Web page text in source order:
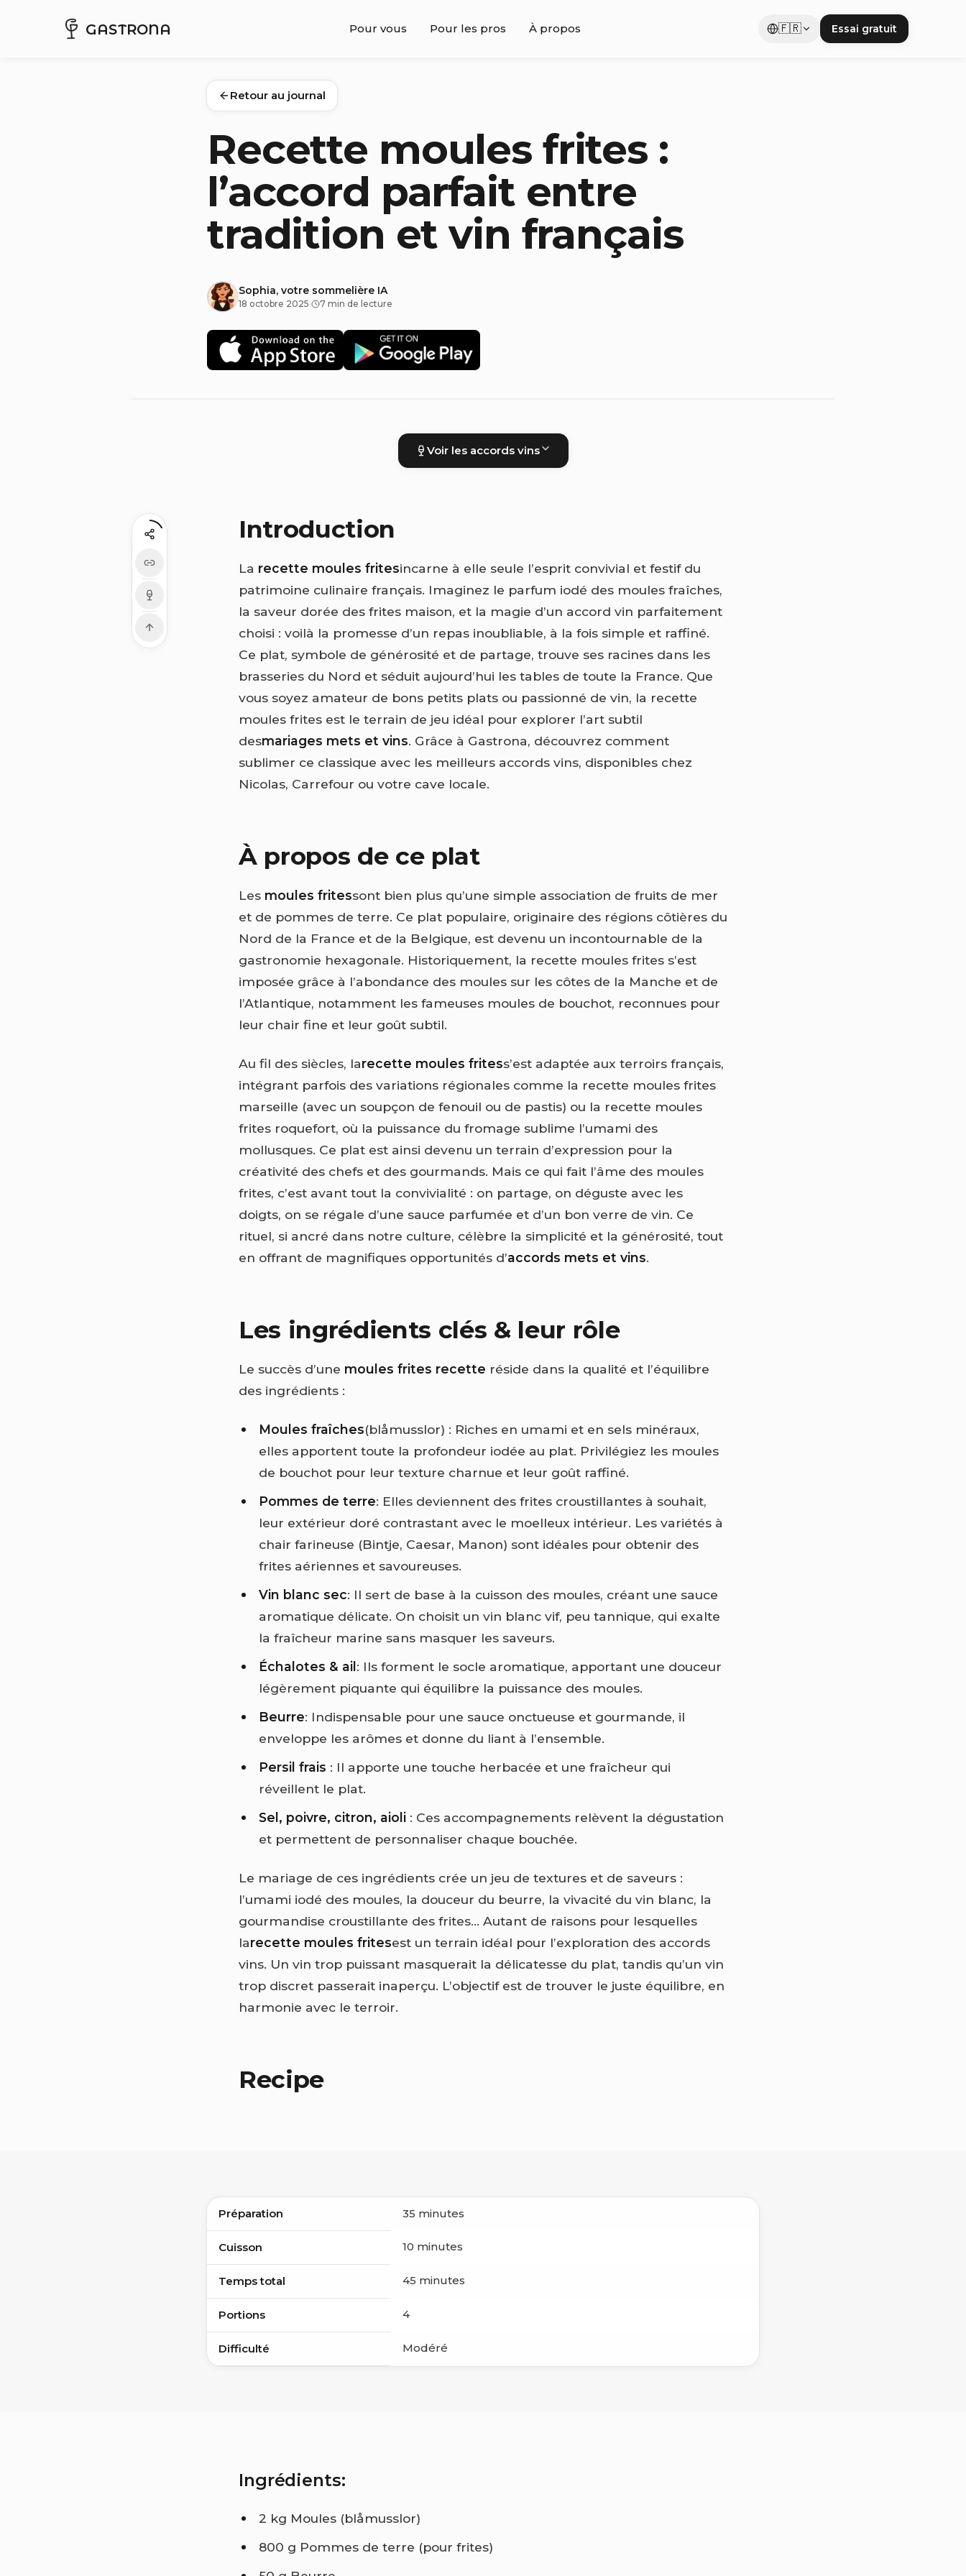
GASTRONA Pour vous Pour les pros À propos 🇫🇷 Essai gratuit
Retour au journal
Recette moules frites :
l’accord parfait entre
tradition et vin français
Sophia, votre sommelière IA
18 octobre 2025· 7 min de lecture
Voir les accords vins
Introduction
La recette moules fritesincarne à elle seule l’esprit convivial et festif du
patrimoine culinaire français. Imaginez le parfum iodé des moules fraîches,
la saveur dorée des frites maison, et la magie d’un accord vin parfaitement
choisi : voilà la promesse d’un repas inoubliable, à la fois simple et raffiné.
Ce plat, symbole de générosité et de partage, trouve ses racines dans les
brasseries du Nord et séduit aujourd’hui les tables de toute la France. Que
vous soyez amateur de bons petits plats ou passionné de vin, la recette
moules frites est le terrain de jeu idéal pour explorer l’art subtil
desmariages mets et vins. Grâce à Gastrona, découvrez comment
sublimer ce classique avec les meilleurs accords vins, disponibles chez
Nicolas, Carrefour ou votre cave locale.
À propos de ce plat
Les moules fritessont bien plus qu’une simple association de fruits de mer
et de pommes de terre. Ce plat populaire, originaire des régions côtières du
Nord de la France et de la Belgique, est devenu un incontournable de la
gastronomie hexagonale. Historiquement, la recette moules frites s’est
imposée grâce à l’abondance des moules sur les côtes de la Manche et de
l’Atlantique, notamment les fameuses moules de bouchot, reconnues pour
leur chair fine et leur goût subtil.
Au fil des siècles, larecette moules fritess’est adaptée aux terroirs français,
intégrant parfois des variations régionales comme la recette moules frites
marseille (avec un soupçon de fenouil ou de pastis) ou la recette moules
frites roquefort, où la puissance du fromage sublime l’umami des
mollusques. Ce plat est ainsi devenu un terrain d’expression pour la
créativité des chefs et des gourmands. Mais ce qui fait l’âme des moules
frites, c’est avant tout la convivialité : on partage, on déguste avec les
doigts, on se régale d’une sauce parfumée et d’un bon verre de vin. Ce
rituel, si ancré dans notre culture, célèbre la simplicité et la générosité, tout
en offrant de magnifiques opportunités d’accords mets et vins.
Les ingrédients clés & leur rôle
Le succès d’une moules frites recette réside dans la qualité et l’équilibre
des ingrédients :
Moules fraîches(blåmusslor) : Riches en umami et en sels minéraux,
elles apportent toute la profondeur iodée au plat. Privilégiez les moules
de bouchot pour leur texture charnue et leur goût raffiné.
Pommes de terre: Elles deviennent des frites croustillantes à souhait,
leur extérieur doré contrastant avec le moelleux intérieur. Les variétés à
chair farineuse (Bintje, Caesar, Manon) sont idéales pour obtenir des
frites aériennes et savoureuses.
Vin blanc sec: Il sert de base à la cuisson des moules, créant une sauce
aromatique délicate. On choisit un vin blanc vif, peu tannique, qui exalte
la fraîcheur marine sans masquer les saveurs.
Échalotes & ail : Ils forment le socle aromatique, apportant une douceur
légèrement piquante qui équilibre la puissance des moules.
Beurre: Indispensable pour une sauce onctueuse et gourmande, il
enveloppe les arômes et donne du liant à l’ensemble.
Persil frais : Il apporte une touche herbacée et une fraîcheur qui
réveillent le plat.
Sel, poivre, citron, aioli : Ces accompagnements relèvent la dégustation
et permettent de personnaliser chaque bouchée.
Le mariage de ces ingrédients crée un jeu de textures et de saveurs :
l’umami iodé des moules, la douceur du beurre, la vivacité du vin blanc, la
gourmandise croustillante des frites… Autant de raisons pour lesquelles
larecette moules fritesest un terrain idéal pour l’exploration des accords
vins. Un vin trop puissant masquerait la délicatesse du plat, tandis qu’un vin
trop discret passerait inaperçu. L’objectif est de trouver le juste équilibre, en
harmonie avec le terroir.
Recipe
Préparation 35 minutes
Cuisson 10 minutes
Temps total 45 minutes
Portions 4
Difficulté Modéré
Ingrédients:
2 kg Moules (blåmusslor)
800 g Pommes de terre (pour frites)